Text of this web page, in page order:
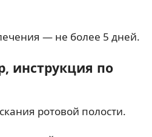
— не более 5 дней.
инструкция по
ротовой полости.